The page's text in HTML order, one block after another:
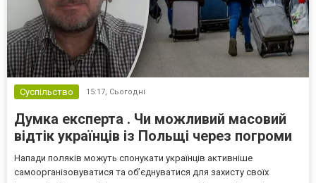
Суспільство 15:17, Сьогодні
Думка експерта . Чи можливий масовий
відтік українців із Польщі через погроми
Напади поляків можуть спонукати українців активніше
самоорганізовуватися та об’єднуватися для захисту своїх